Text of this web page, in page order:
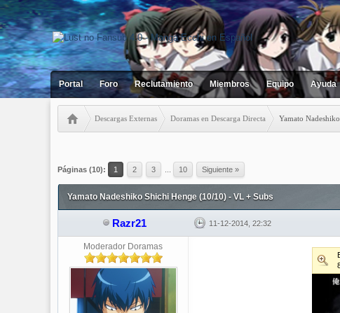
Portal Foro Reclutamiento Miembros Equipo Ayuda
Descargas Externas Doramas en Descarga Directa Yamato
Páginas (10): 1 2 3 10 Siguiente »
5 votos - 4.4 Media
Yamato Nadeshiko Shichi Henge (10/10) - VL + Subs
Razr21 11-12-2014, 22:32
Moderador Doramas